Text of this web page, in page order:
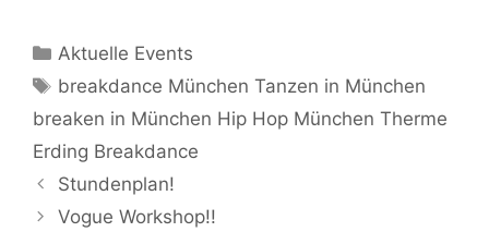
Kategorien
Aktuelle Events
Schlagwörter
breakdance München Tanzen in München
breaken in München Hip Hop München Therme
Erding Breakdance
Stundenplan!
Vogue Workshop!!